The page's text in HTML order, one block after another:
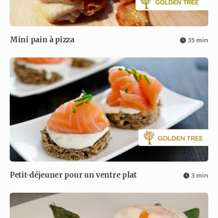
Mini pain à pizza 35 min
Petit-déjeuner pour un ventre plat 3 min